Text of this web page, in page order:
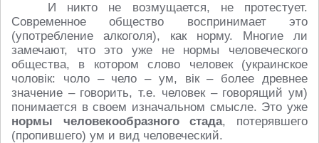
И никто не возмущается, не протестует.
Современное общество воспринимает это
(употребление алкоголя), как норму. Многие ли
замечают, что это уже не нормы человеческого
общества, в котором слово человек (украинское
чоловiк: чоло – чело – ум, вiк – более древнее
значение – говорить, т.е. человек – говорящий ум)
понимается в своем изначальном смысле. Это уже
нормы человекообразного стада, потерявшего
(пропившего) ум и вид человеческий.